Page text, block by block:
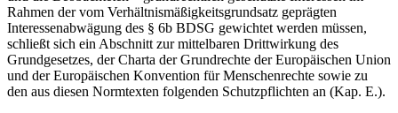
Rahmen der vom Verhältnismäßigkeitsgrundsatz geprägten
Interessenabwägung des § 6b BDSG gewichtet werden müssen,
schließt sich ein Abschnitt zur mittelbaren Drittwirkung des
Grundgesetzes, der Charta der Grundrechte der Europäischen Union
und der Europäischen Konvention für Menschenrechte sowie zu
den aus diesen Normtexten folgenden Schutzpflichten an (Kap. E.).